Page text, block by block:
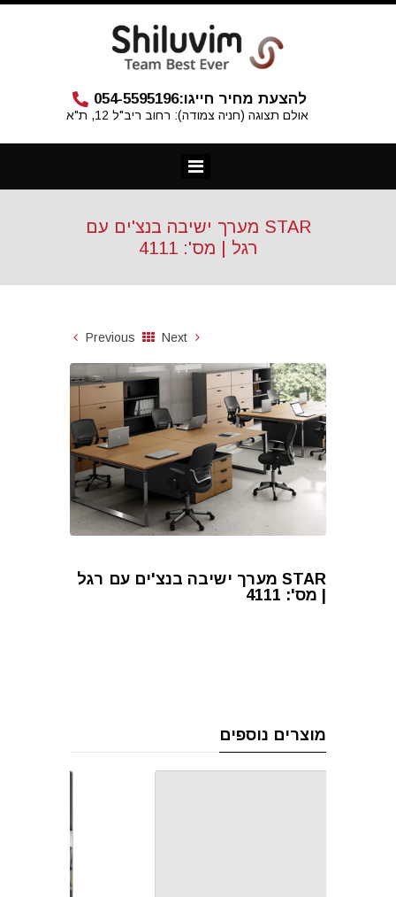
להצעת מחיר חייגו:054-5595196
אולם תצוגה (חניה צמודה): רחוב ריב"ל 12, ת"א
STAR מערך ישיבה בנצ'ים עם
רגל | מס': 4111
Previous Next
STAR מערך ישיבה בנצ'ים עם רגל
| מס': 4111
מוצרים נוספים